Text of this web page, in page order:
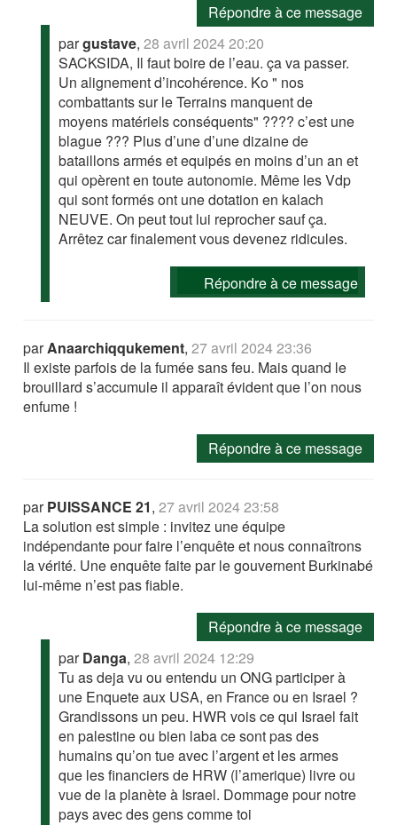
Répondre à ce message
pargustave,28 avril 2024 20:20
SACKSIDA, Il faut boire de l’eau. ça va passer.
Un alignement d’incohérence. Ko " nos
combattants sur le Terrains manquent de
moyens matériels conséquents" ???? c’est une
blague ??? Plus d’une d’une dizaine de
bataillons armés et equipés en moins d’un an et
qui opèrent en toute autonomie. Même les Vdp
qui sont formés ont une dotation en kalach
NEUVE. On peut tout lui reprocher sauf ça.
Arrêtez car finalement vous devenez ridicules.
Répondre à ce message
parAnaarchiqqukement,27 avril 2024 23:36
Il existe parfois de la fumée sans feu. Mais quand le
brouillard s’accumule il apparaît évident que l’on nous
enfume !
Répondre à ce message
parPUISSANCE 21,27 avril 2024 23:58
La solution est simple : invitez une équipe
indépendante pour faire l’enquête et nous connaîtrons
la vérité. Une enquête faite par le gouvernent Burkinabé
lui-même n’est pas fiable.
Répondre à ce message
parDanga,28 avril 2024 12:29
Tu as deja vu ou entendu un ONG participer à
une Enquete aux USA, en France ou en Israel ?
Grandissons un peu. HWR vois ce qui Israel fait
en palestine ou bien laba ce sont pas des
humains qu’on tue avec l’argent et les armes
que les financiers de HRW (l’amerique) livre ou
vue de la planète à Israel. Dommage pour notre
pays avec des gens comme toi